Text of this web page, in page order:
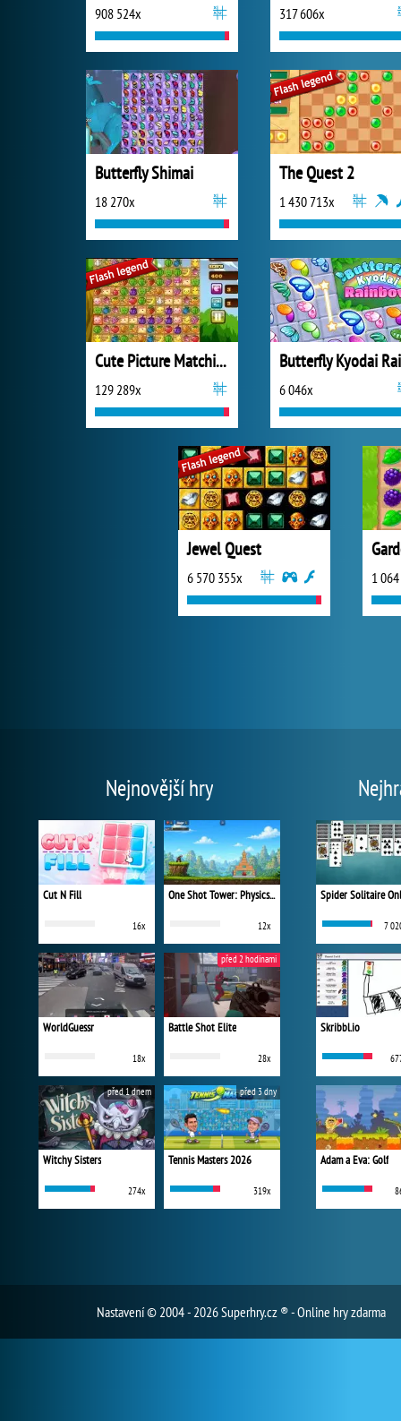
908 524x 317 606x
Butterfly Shimai
18 270x
The Quest 2
1 430 713x
Cute Picture Matching
129 289x 6 046x
Jewel Quest
6 570 355x 1
Nejnovější hry
Cut N Fill
16x
One Shot Tower: Physics Destroyer
12x
WorldGuessr
18x
Battle Shot Elite
28x
před 2 hodinami
Witchy Sisters
274x
před 1 dnem
Tennis Masters 2026
319x
před 3 dny
Spider Solitaire
7
Skribbl.io
Adam a Eva: Golf
Nastavení© 2004 - 2026 Superhry.cz ® - Online hry zdarma